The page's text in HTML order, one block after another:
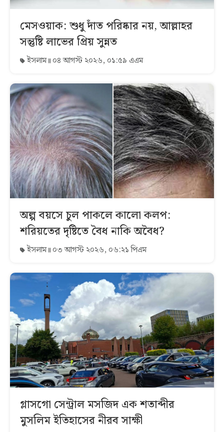
মেসওয়াক: শুধু দাঁত পরিষ্কার নয়, আল্লাহর
সন্তুষ্টি লাভের প্রিয় সুন্নত
ইসলাম ০৪ আগস্ট ২০২৬, ০১:৫৯ এএম
অল্প বয়সে চুল পাকলে কালো কলপ:
শরিয়তের দৃষ্টিতে বৈধ নাকি অবৈধ?
ইসলাম ০৩ আগস্ট ২০২৬, ০৬:২১ পিএম
গ্লাসগো সেন্ট্রাল মসজিদ এক শতাব্দীর
মুসলিম ইতিহাসের নীরব সাক্ষী